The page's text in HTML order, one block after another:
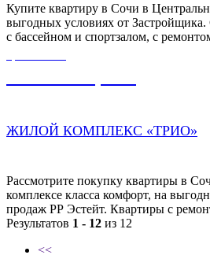
Купите квартиру в Сочи в
выгодных условиях от
с бассейном и спортзалом, с
ЖИЛОЙ КОМПЛЕКС «ТРИО»
Рассмотрите покупку квартиры в
комплексе класса комфорт, на
продаж РР Эстейт. Квартиры с
Результатов 1 - 12 из 12
<<